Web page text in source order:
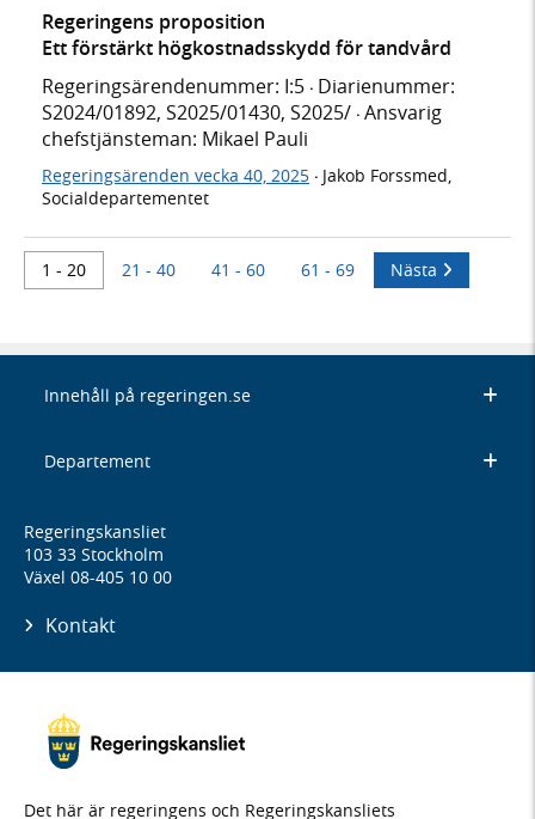
Regeringens proposition
Ett förstärkt högkostnadsskydd för tandvård
Regeringsärendenummer: I:5 · Diarienummer:
S2024/01892, S2025/01430, S2025/ · Ansvarig
chefstjänsteman: Mikael Pauli
Regeringsärenden vecka 40, 2025 · Jakob Forssmed,
Socialdepartementet
1 - 20 21 - 40 41 - 60 61 - 69 Nästa
Innehåll på regeringen.se
Departement
Regeringskansliet
103 33 Stockholm
Växel 08-405 10 00
Kontakt
Det här är regeringens och Regeringskansliets